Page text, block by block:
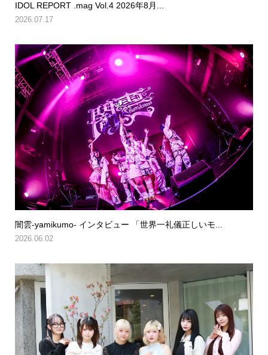
IDOL REPORT .mag Vol.4 2026年8月...
2026.07.17
闇雲-yamikumo- インタビュー 「世界一礼儀正しいモ...
2026.06.02